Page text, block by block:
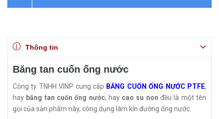
Thông tin
Băng tan cuốn ống nước
Công ty TNHH VINP cung cấp BĂNG CUỐN ỐNG NƯỚC PTFE,
hay băng tan cuốn ống nước, hay cao su nonđều là một tên
gọi của sản phẩm này, công dụng làm kín đường ống nước.